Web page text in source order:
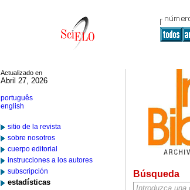
Actualizado en
Abril 27, 2026
português
english
sitio de la revista
sobre nosotros
cuerpo editorial
instrucciones a los autores
subscripción
estadísticas
Búsqueda